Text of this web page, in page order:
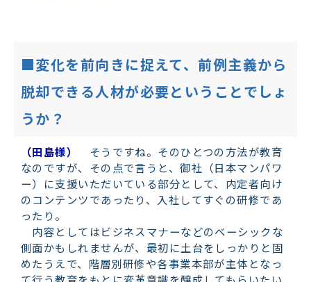
■変化を前向きに捉えて、前例主義から
脱却できる人材が必要ということでしょ
うか？
（田島様）
そうですね。そのひとつの方法が教育
なのですが、その点で言うと、御社（日本マンパワ
ー）に支援いただいている部分として、内定者向け
のコンテンツであったり、入社してすぐの研修であ
ったり。
内容としてはビジネスマナーなどのベーシックな
側面かもしれませんが、最初に土台をしっかりと固
めたうえで、階層別研修や各事業本部が主体となっ